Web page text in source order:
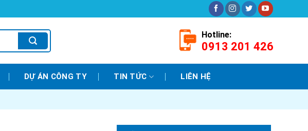
Hotline:
0913 201 426
DỰ ÁN CÔNG TY TIN TỨC LIÊN HỆ